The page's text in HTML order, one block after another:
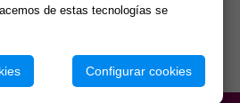
de estas tecnologías se
Configurar cookies